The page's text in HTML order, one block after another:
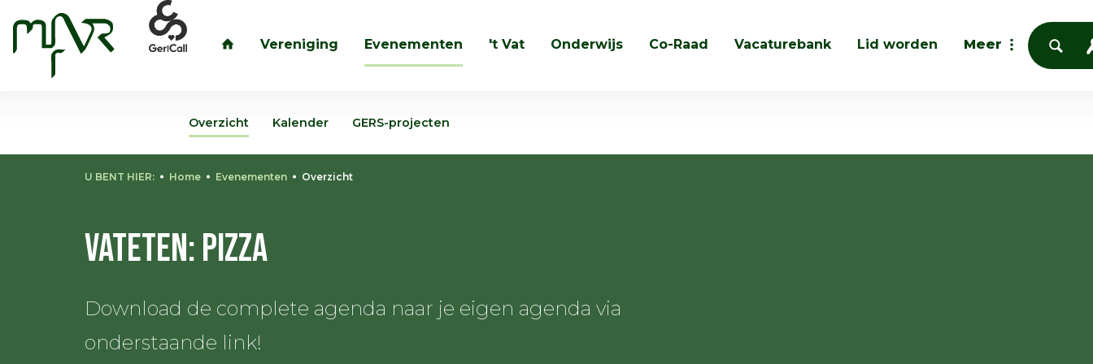
Vereniging Evenementen 't Vat Onderwijs Co-Raad Vacaturebank Lid worden Meer
Zoeken
inloggen
U BENT HIER: Home Evenementen Overzicht
Vateten: Pizza
Download de complete agenda naar je eigen agenda via
onderstaande link!
Overzicht Kalender GERS-projecten